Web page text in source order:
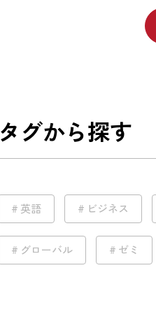
タグから探す
英語 ビジネス
グローバル ゼミ